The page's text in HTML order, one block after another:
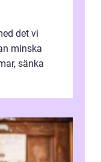
det vi
minska
sänka